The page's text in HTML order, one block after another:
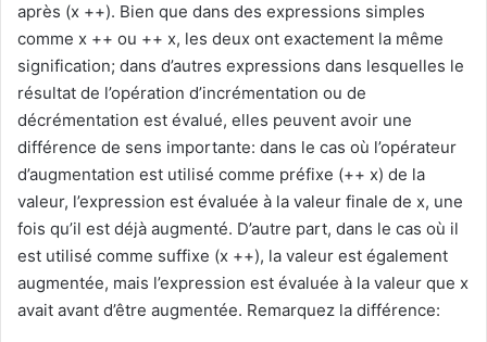
après (x ++). Bien que dans des expressions simples
comme x ++ ou ++ x, les deux ont exactement la même
signification; dans d’autres expressions dans lesquelles le
résultat de l’opération d’incrémentation ou de
décrémentation est évalué, elles peuvent avoir une
différence de sens importante: dans le cas où l’opérateur
d’augmentation est utilisé comme préfixe (++ x) de la
valeur, l’expression est évaluée à la valeur finale de x, une
fois qu’il est déjà augmenté. D’autre part, dans le cas où il
est utilisé comme suffixe (x ++), la valeur est également
augmentée, mais l’expression est évaluée à la valeur que x
avait avant d’être augmentée. Remarquez la différence: